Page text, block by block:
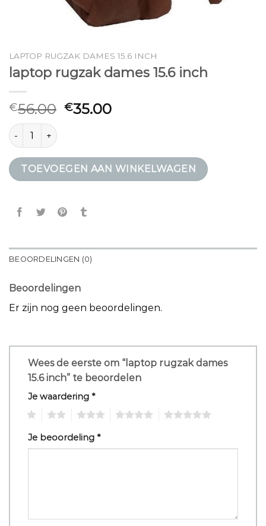
LAPTOP RUGZAK DAMES 15.6 INCH
laptop rugzak dames 15.6 inch
€56.00 €35.00
laptop rugzak dames 15.6 inch aantal
TOEVOEGEN AAN WINKELWAGEN
BEOORDELINGEN (0)
Beoordelingen
Er zijn nog geen beoordelingen.
Wees de eerste om “laptop rugzak dames
15.6 inch” te beoordelen
Je waardering *
Je beoordeling *